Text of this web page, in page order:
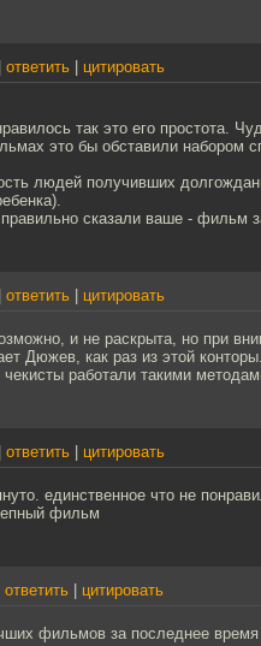
ответить цитировать
так это его простота.
это бы обставили набором
людей получивших
сказали ваше - фильм
ответить цитировать
и не раскрыта, но при
Дюжев, как раз из этой
работали такими
ответить цитировать
единственное что не
фильм
ответить цитировать
фильмов за последнее время